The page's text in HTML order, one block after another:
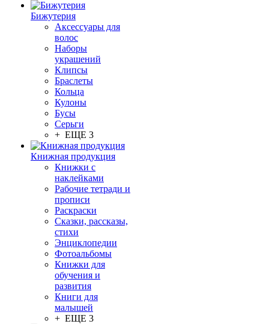
Бижутерия
Аксессуары для
волос
Наборы
украшений
Клипсы
Браслеты
Кольца
Кулоны
Бусы
Серьги
+ ЕЩЕ 3
Книжная продукция
Книжки с
наклейками
Рабочие тетради и
прописи
Раскраски
Сказки, рассказы,
стихи
Энциклопедии
Фотоальбомы
Книжки для
обучения и
развития
Книги для
малышей
+ ЕЩЕ 3